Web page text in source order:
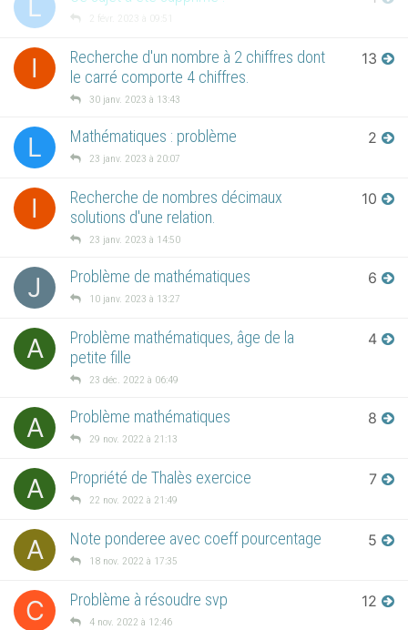
L 2 févr. 2023 à 09:51
I
Recherche d'un nombre à 2 chiffres dont
le carré comporte 4 chiffres.
30 janv. 2023 à 13:43
13
L Mathématiques : problème
23 janv. 2023 à 20:07
2
I
Recherche de nombres décimaux
solutions d'une relation.
23 janv. 2023 à 14:50
10
J Problème de mathématiques
10 janv. 2023 à 13:27
6
A
Problème mathématiques, âge de la
petite fille
23 déc. 2022 à 06:49
4
A Problème mathématiques
29 nov. 2022 à 21:13
8
A Propriété de Thalès exercice
22 nov. 2022 à 21:49
7
A Note ponderee avec coeff pourcentage
18 nov. 2022 à 17:35
5
C Problème à résoudre svp
4 nov. 2022 à 12:46
12